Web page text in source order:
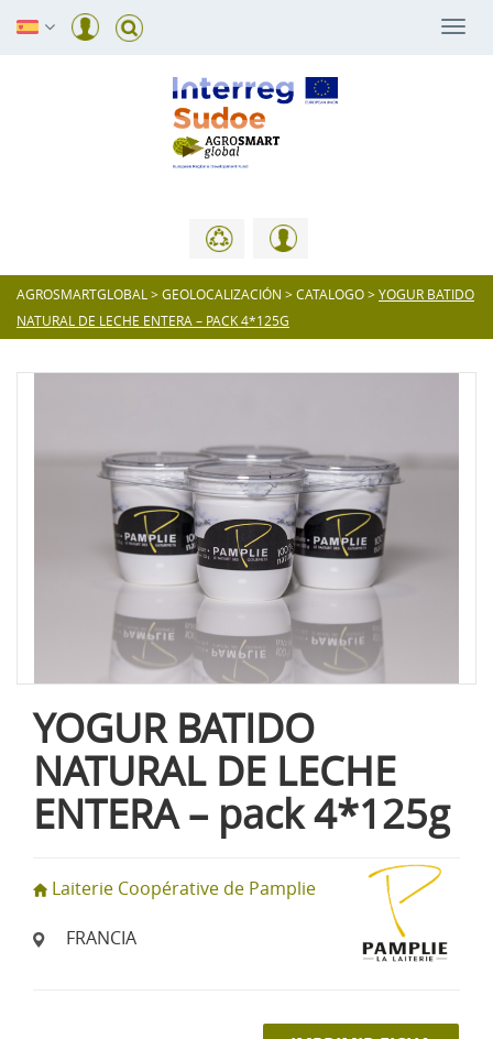
AGROSMARTGLOBAL >GEOLOCALIZACIÓN >CATALOGO>YOGUR BATIDO
NATURAL DE LECHE ENTERA – PACK 4*125G
YOGUR BATIDO
NATURAL DE LECHE
ENTERA – pack 4*125g
Laiterie Coopérative de Pamplie
FRANCIA